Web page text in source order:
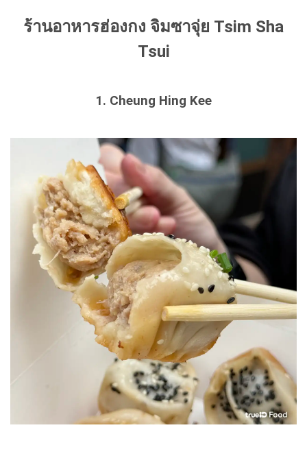
ร้านอาหารฮ่องกง จิมซาจุ่ย Tsim Sha
Tsui
1. Cheung Hing Kee